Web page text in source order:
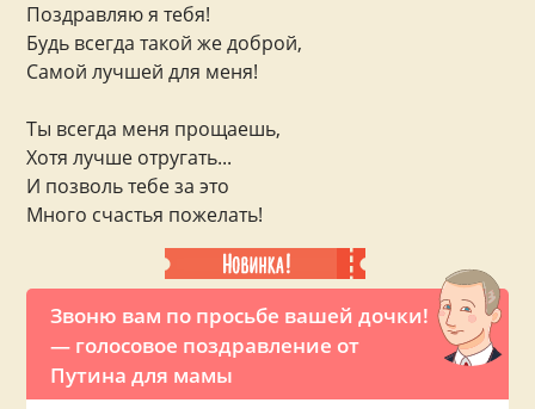
Звоню вам по просьбе вашей дочки!
— голосовое поздравление от
Путина для мамы
Поздравляю я тебя!
Будь всегда такой же доброй,
Самой лучшей для меня!
Ты всегда меня прощаешь,
Хотя лучше отругать...
И позволь тебе за это
Много счастья пожелать!